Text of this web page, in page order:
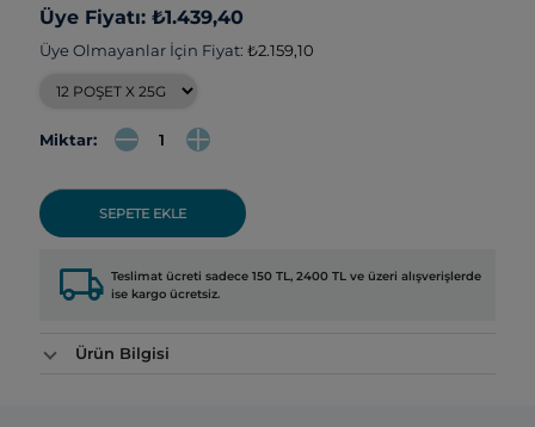
Üye Fiyatı: ₺1.439,40
Üye Olmayanlar İçin Fiyat: ₺2.159,10
Miktar:
SEPETE EKLE
local_shipping Teslimat ücreti sadece 150 TL, 2400 TL ve üzeri alışverişlerde
ise kargo ücretsiz.
Ürün Bilgisi